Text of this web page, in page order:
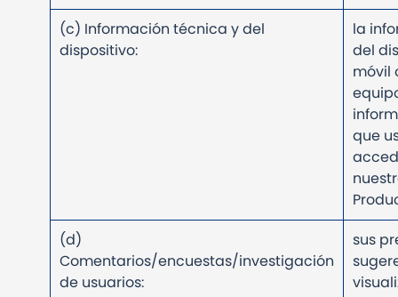
(c) Información técnica y del
dispositivo:
la
del
móvil
que
(d)
Comentarios/encuestas/investigación
de usuarios:
sus